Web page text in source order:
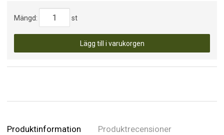
Mängd: st
Lägg till i varukorgen
Produktinformation Produktrecensioner